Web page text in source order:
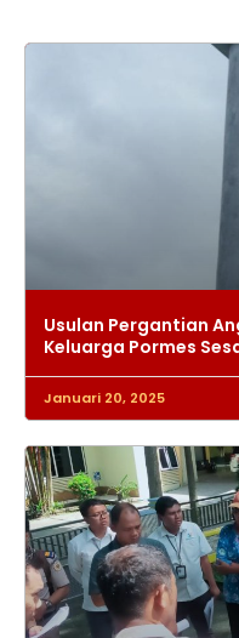
Usulan Pergantian
Keluarga Pormes
Januari 20, 2025